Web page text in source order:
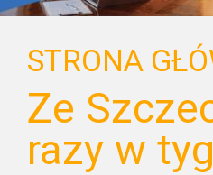
STRONA
Ze
razy w